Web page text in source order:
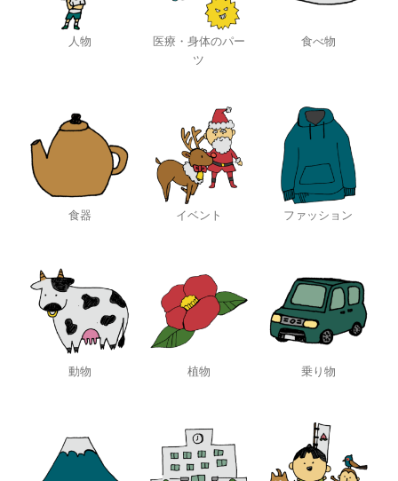
人物
医療・身体のパー
ツ
食べ物
食器 イベント ファッション
動物 植物 乗り物